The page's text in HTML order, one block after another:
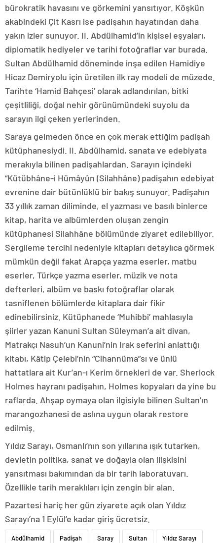
bürokratik havasını ve görkemini yansıtıyor. Köşkün
akabindeki Çit Kasrı ise padişahın hayatından daha
yakın izler sunuyor. II. Abdülhamid’in kişisel eşyaları,
diplomatik hediyeler ve tarihi fotoğraflar var burada.
Sultan Abdülhamid döneminde inşa edilen Hamidiye
Hicaz Demiryolu için üretilen ilk ray modeli de müzede.
Tarihte ‘Hamid Bahçesi’ olarak adlandırılan, bitki
çeşitliliği, doğal nehir görünümündeki suyolu da
sarayın ilgi çeken yerlerinden.
Saraya gelmeden önce en çok merak ettiğim padişah
kütüphanesiydi. II. Abdülhamid, sanata ve edebiyata
merakıyla bilinen padişahlardan. Sarayın içindeki
“Kütübhâne-i Hümâyûn (Silahhâne) padişahın edebiyat
evrenine dair bütünlüklü bir bakış sunuyor. Padişahın
33 yıllık zaman diliminde, el yazması ve basılı binlerce
kitap, harita ve albümlerden oluşan zengin
kütüphanesi Silahhâne bölümünde ziyaret edilebiliyor.
Sergileme tercihi nedeniyle kitapları detaylıca görmek
mümkün değil fakat Arapça yazma eserler, matbu
eserler, Türkçe yazma eserler, müzik ve nota
defterleri, albüm ve baskı fotoğraflar olarak
tasniflenen bölümlerde kitaplara dair fikir
edinebilirsiniz. Kütüphanede ‘Muhibbi’ mahlasıyla
şiirler yazan Kanuni Sultan Süleyman’a ait divan,
Matrakçı Nasuh’un Kanuni’nin Irak seferini anlattığı
kitabı, Kâtip Çelebi’nin “Cihannüma”sı ve ünlü
hattatlara ait Kur’an-ı Kerim örnekleri de var. Sherlock
Holmes hayranı padişahın, Holmes kopyaları da yine bu
raflarda. Ahşap oymaya olan ilgisiyle bilinen Sultan’ın
marangozhanesi de aslına uygun olarak restore
edilmiş.
Yıldız Sarayı, Osmanlı’nın son yıllarına ışık tutarken,
devletin politika, sanat ve doğayla olan ilişkisini
yansıtması bakımından da bir tarih laboratuvarı.
Özellikle tarih meraklıları için zengin bir alan.
Pazartesi hariç her gün ziyarete açık olan Yıldız
Sarayı’na 1 Eylül’e kadar giriş ücretsiz.
Abdülhamid Padişah Saray Sultan Yıldız Sarayı